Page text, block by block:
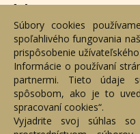
Adresa
Nižný Hrušov 333, 094
+421 905 356 921
+421 905 959 101
dartesro@dartesro.sk
Súbory cookies
spoľahlivého fungovania
prispôsobenie
Informácie o používaní
partnermi. Tieto údaje
spôsobom, ako je to
spracovaní cookies“.
Vyjadrite svoj súhlas so